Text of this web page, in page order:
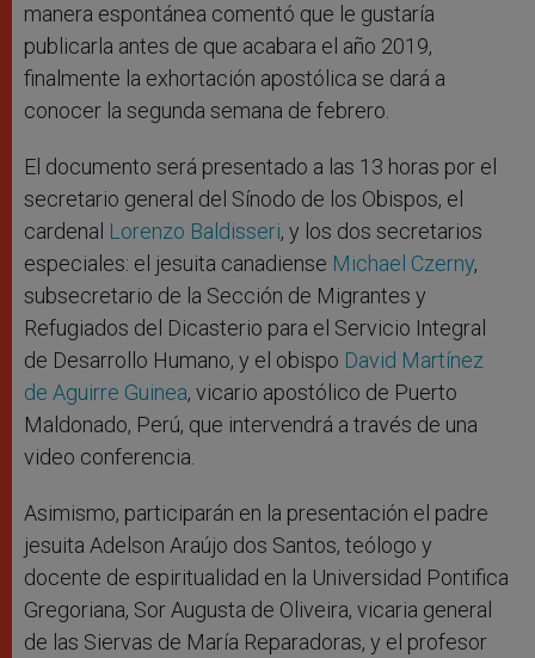
manera espontánea comentó que le gustaría
publicarla antes de que acabara el año 2019,
finalmente la exhortación apostólica se dará a
conocer la segunda semana de febrero.
El documento será presentado a las 13 horas por el
secretario general del Sínodo de los Obispos, el
cardenal Lorenzo Baldisseri, y los dos secretarios
especiales: el jesuita canadiense Michael Czerny,
subsecretario de la Sección de Migrantes y
Refugiados del Dicasterio para el Servicio Integral
de Desarrollo Humano, y el obispo David Martínez
de Aguirre Guinea, vicario apostólico de Puerto
Maldonado, Perú, que intervendrá a través de una
video conferencia.
Asimismo, participarán en la presentación el padre
jesuita Adelson Araújo dos Santos, teólogo y
docente de espiritualidad en la Universidad Pontifica
Gregoriana, Sor Augusta de Oliveira, vicaria general
de las Siervas de María Reparadoras, y el profesor